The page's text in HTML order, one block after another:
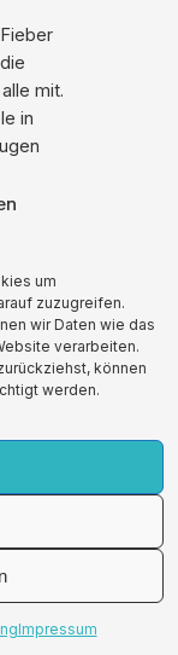
um
zuzugreifen.
wir Daten wie das
verarbeiten.
können
werden.
Impressum
mit.
in
sind